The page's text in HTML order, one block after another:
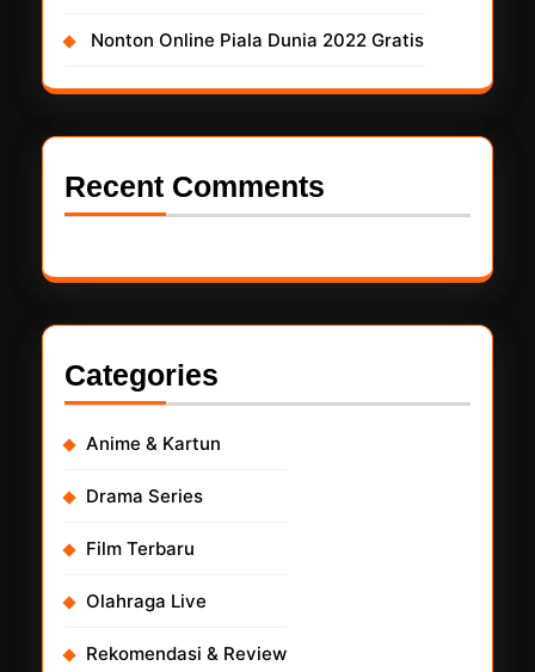
Nonton Online Piala Dunia 2022 Gratis
Recent Comments
Categories
Anime & Kartun
Drama Series
Film Terbaru
Olahraga Live
Rekomendasi & Review